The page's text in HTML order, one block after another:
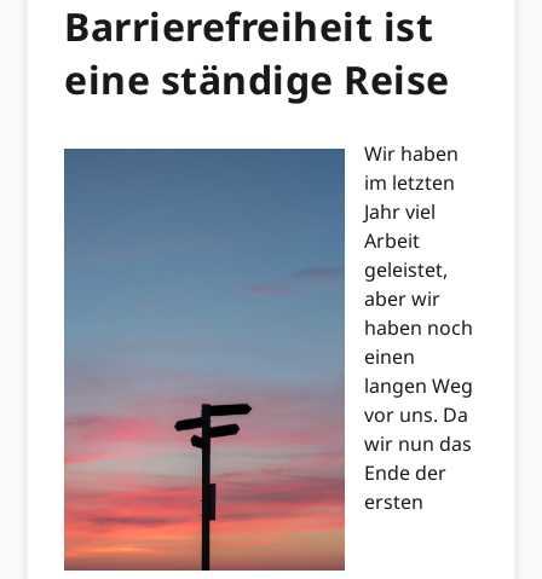
Barrierefreiheit ist
eine ständige Reise
Wir haben
im letzten
Jahr viel
Arbeit
geleistet,
aber wir
haben noch
einen
langen Weg
vor uns. Da
wir nun das
Ende der
ersten